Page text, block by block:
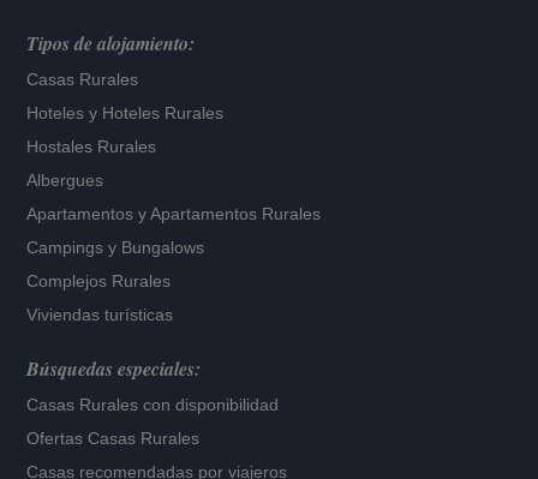
Tipos de alojamiento:
Casas Rurales
Hoteles y Hoteles Rurales
Hostales Rurales
Albergues
Apartamentos yApartamentos Rurales
Campings y Bungalows
Complejos Rurales
Viviendas turísticas
Búsquedas especiales:
Casas Rurales con disponibilidad
Ofertas Casas Rurales
Casas recomendadas por viajeros